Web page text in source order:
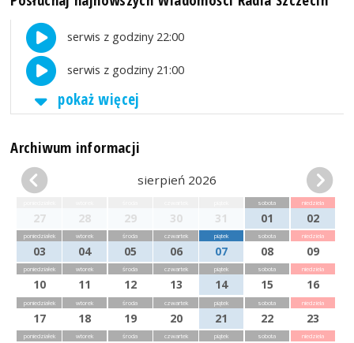
serwis z godziny 22:00
serwis z godziny 21:00
pokaż więcej
Archiwum informacji
sierpień 2026
27 28 29 30 31
sobota
01
niedziela
02
poniedziałek
03
wtorek
04
środa
05
czwartek
06
piątek
07
sobota
08
niedziela
09
poniedziałek
10
wtorek
11
środa
12
czwartek
13
piątek
14
sobota
15
niedziela
16
poniedziałek
17
wtorek
18
środa
19
czwartek
20
piątek
21
sobota
22
niedziela
23
poniedziałek wtorek środa czwartek piątek sobota niedziela